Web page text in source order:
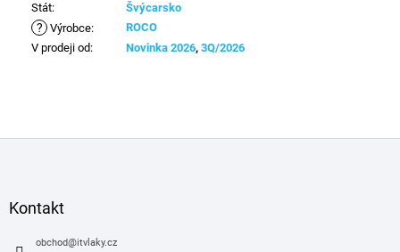
Stát: Švýcarsko
? Výrobce:
ROCO
V prodeji od: Novinka 2026, 3Q/2026
Kontakt
obchod@itvlaky.cz